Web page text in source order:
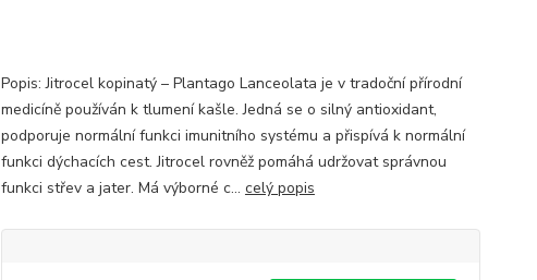
Popis: Jitrocel kopinatý – Plantago Lanceolata je v tradoční přírodní
medicíně používán k tlumení kašle. Jedná se o silný antioxidant,
podporuje normální funkci imunitního systému a přispívá k normální
funkci dýchacích cest. Jitrocel rovněž pomáhá udržovat správnou
funkci střev a jater. Má výborné c... celý popis